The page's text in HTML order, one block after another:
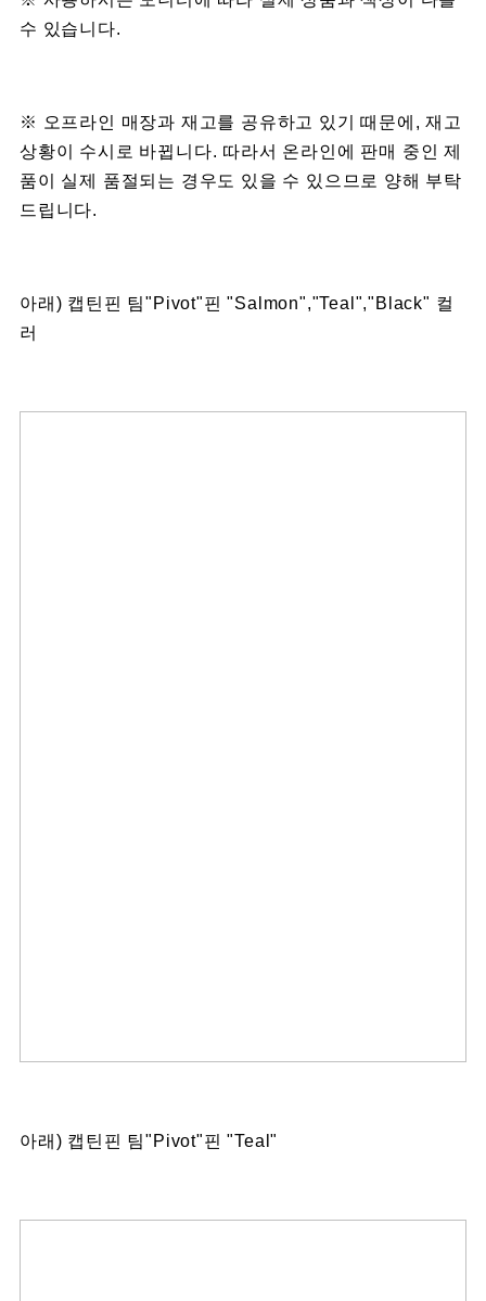
수 있습니다.
※ 오프라인 매장과 재고를 공유하고 있기 때문에, 재고
상황이 수시로 바뀝니다. 따라서 온라인에 판매 중인 제
품이 실제 품절되는 경우도 있을 수 있으므로 양해 부탁
드립니다.
아래) 캡틴핀 팀"Pivot"핀 "Salmon","Teal","Black" 컬
러
아래) 캡틴핀 팀"Pivot"핀 "Teal"